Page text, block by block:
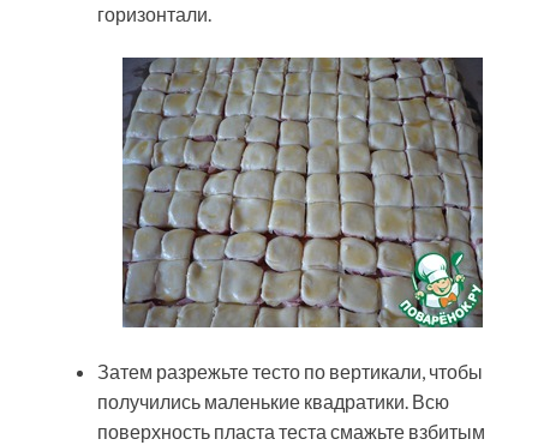
горизонтали.
Затем разрежьте тесто по вертикали, чтобы
получились маленькие квадратики. Всю
поверхность пласта теста смажьте взбитым